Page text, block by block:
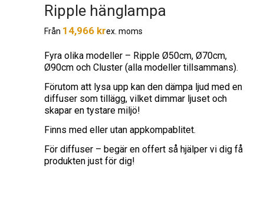
Ripple hänglampa
Från 14,966 krex. moms
Fyra olika modeller – Ripple Ø50cm, Ø70cm,
Ø90cm och Cluster (alla modeller tillsammans).
Förutom att lysa upp kan den dämpa ljud med en
diffuser som tillägg, vilket dimmar ljuset och
skapar en tystare miljö!
Finns med eller utan appkompablitet.
För diffuser – begär en offert så hjälper vi dig få
produkten just för dig!